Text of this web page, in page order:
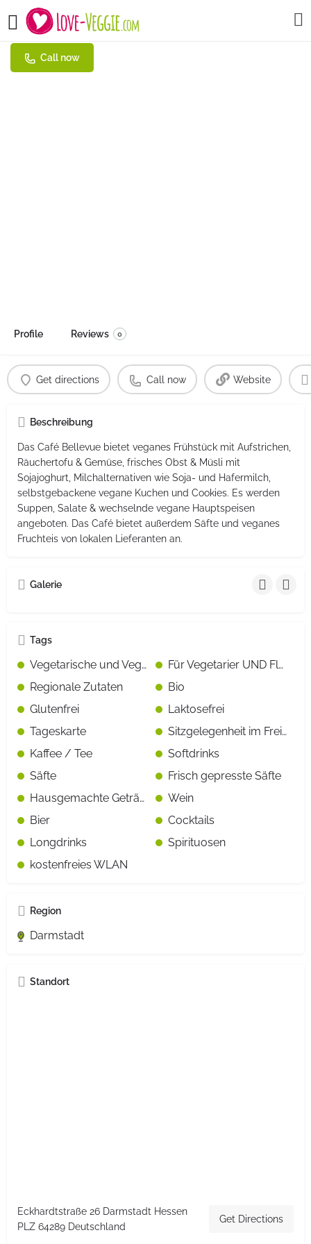
Café Bellevue
Call now
Profile Reviews 0
Get directions Call now Website
Beschreibung
Das Café Bellevue bietet veganes Frühstück mit Aufstrichen,
Räuchertofu & Gemüse, frisches Obst & Müsli mit
Sojajoghurt, Milchalternativen wie Soja- und Hafermilch,
selbstgebackene vegane Kuchen und Cookies. Es werden
Suppen, Salate & wechselnde vegane Hauptspeisen
angeboten. Das Café bietet außerdem Säfte und veganes
Fruchteis von lokalen Lieferanten an.
Galerie
Tags
Vegetarische und Vegane Gerichte gekennzeichnet
Für Vegetarier UND Fleisch-/Fischesser geeignet
Regionale Zutaten
Bio
Glutenfrei
Laktosefrei
Tageskarte
Sitzgelegenheit im Freien
Kaffee / Tee
Softdrinks
Säfte
Frisch gepresste Säfte
Hausgemachte Getränke
Wein
Bier
Cocktails
Longdrinks
Spirituosen
kostenfreies WLAN
Region
Darmstadt
Standort
Eckhardtstraße 26 Darmstadt Hessen
PLZ 64289 Deutschland
Get Directions